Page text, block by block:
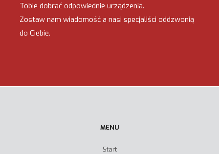
Tobie dobrać odpowiednie urządzenia.
Zostaw nam wiadomość a nasi specjaliści oddzwonią
do Ciebie.
MENU
Start